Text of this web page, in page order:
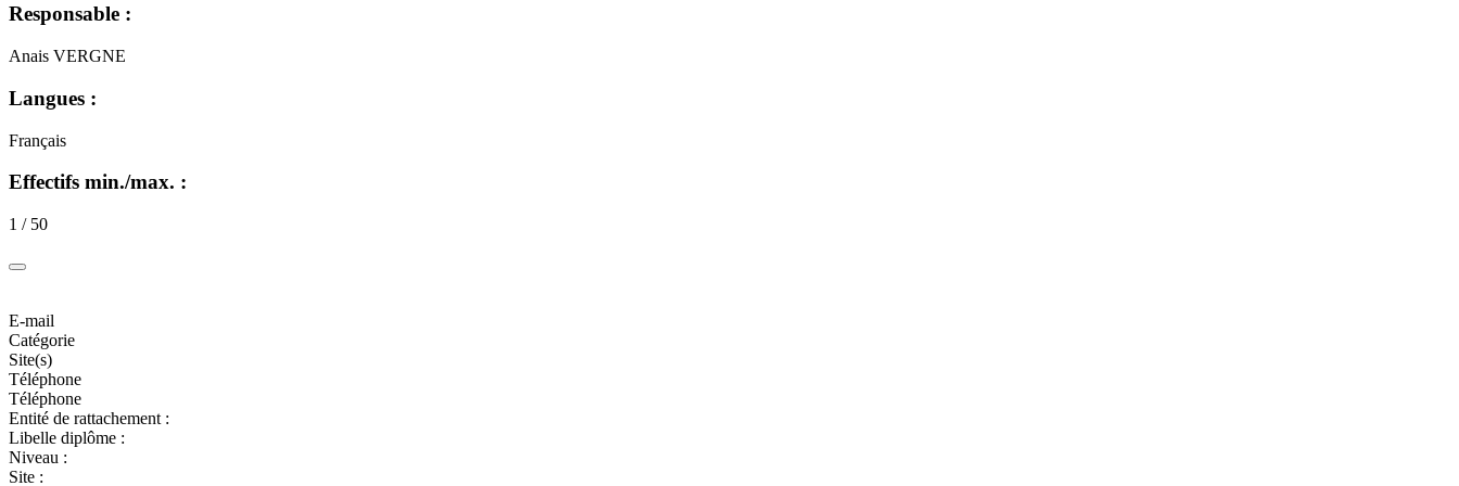
Responsable :
Anais VERGNE
Langues :
Français
Effectifs min./max. :
1 / 50
E-mail
Catégorie
Site(s)
Téléphone
Téléphone
Entité de rattachement :
Libelle diplôme :
Niveau :
Site :